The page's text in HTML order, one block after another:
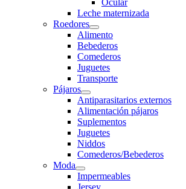
Ocular
Leche maternizada
Roedores
Alimento
Bebederos
Comederos
Juguetes
Transporte
Pájaros
Antiparasitarios externos
Alimentación pájaros
Suplementos
Juguetes
Niddos
Comederos/Bebederos
Moda
Impermeables